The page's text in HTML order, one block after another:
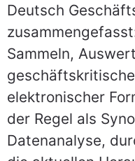
Deutsch
Sammeln,
elektronischer
der Regel als
Datenanalyse,